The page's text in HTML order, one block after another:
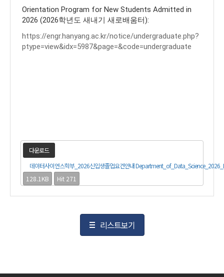
Orientation Program for New Students Admitted in
2026 (2026학년도 새내기 새로배움터):
https://engr.hanyang.ac.kr/notice/undergraduate.php?
ptype=view&idx=5987&page=&code=undergraduate
다운로드
데이터사이언스학부_2026신입생졸업요건안내
128.1KB
Hit 271
리스트보기